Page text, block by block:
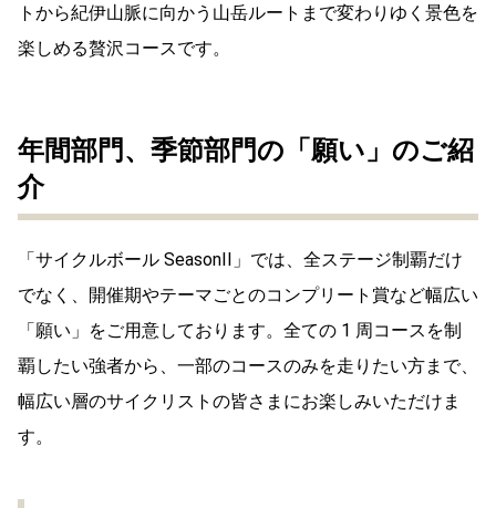
トから紀伊山脈に向かう山岳ルートまで変わりゆく景色を
楽しめる贅沢コースです。
年間部門、季節部門の「願い」のご紹
介
「サイクルボール SeasonII」では、全ステージ制覇だけ
でなく、開催期やテーマごとのコンプリート賞など幅広い
「願い」をご用意しております。全ての 1 周コースを制
覇したい強者から、一部のコースのみを走りたい方まで、
幅広い層のサイクリストの皆さまにお楽しみいただけま
す。